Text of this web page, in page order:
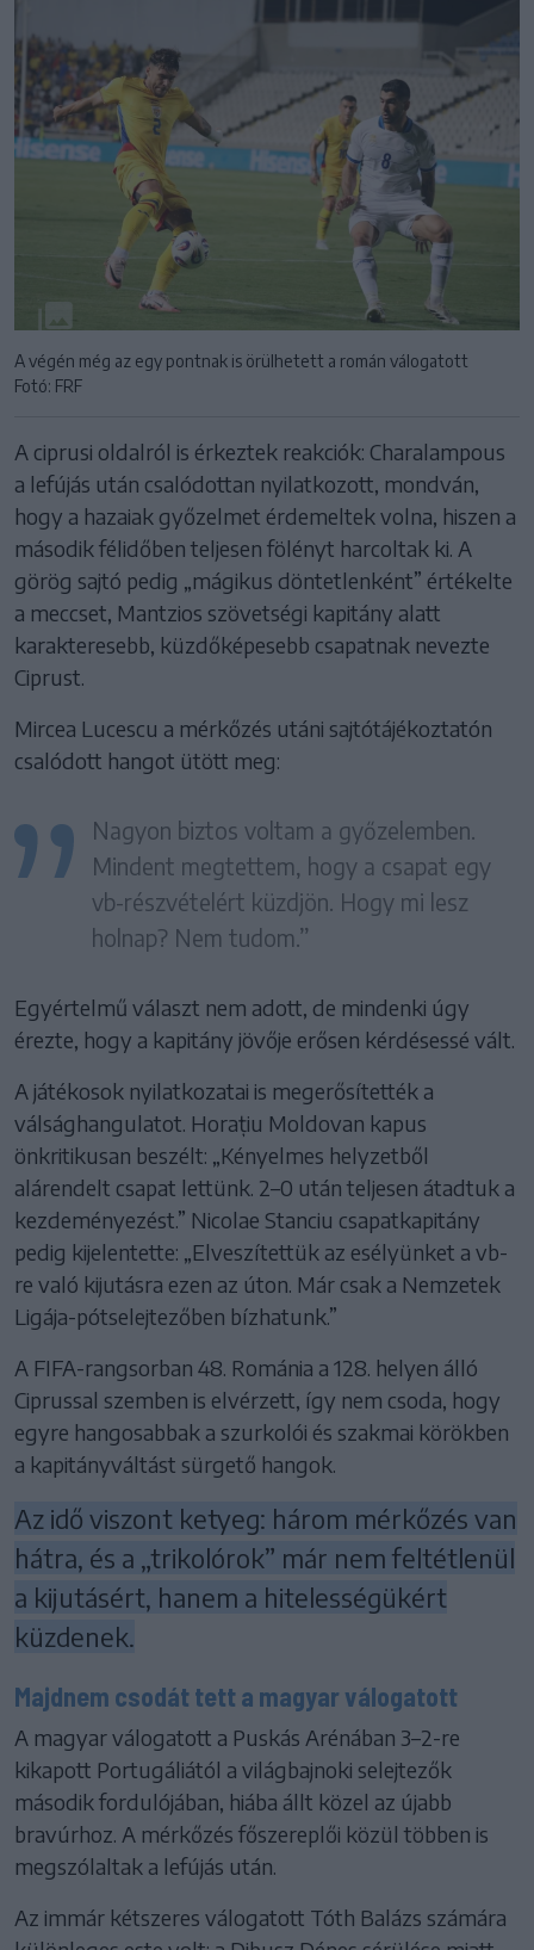
A végén még az egy pontnak is örülhetett a román válogatott
Fotó: FRF
A ciprusi oldalról is érkeztek reakciók: Charalampous
a lefújás után csalódottan nyilatkozott, mondván,
hogy a hazaiak győzelmet érdemeltek volna, hiszen a
második félidőben teljesen fölényt harcoltak ki. A
görög sajtó pedig „mágikus döntetlenként” értékelte
a meccset, Mantzios szövetségi kapitány alatt
karakteresebb, küzdőképesebb csapatnak nevezte
Ciprust.
Mircea Lucescu a mérkőzés utáni sajtótájékoztatón
csalódott hangot ütött meg:
Nagyon biztos voltam a győzelemben.
Mindent megtettem, hogy a csapat egy
vb-részvételért küzdjön. Hogy mi lesz
holnap? Nem tudom.”
Egyértelmű választ nem adott, de mindenki úgy
érezte, hogy a kapitány jövője erősen kérdésessé vált.
A játékosok nyilatkozatai is megerősítették a
válsághangulatot. Horațiu Moldovan kapus
önkritikusan beszélt: „Kényelmes helyzetből
alárendelt csapat lettünk. 2–0 után teljesen átadtuk a
kezdeményezést.” Nicolae Stanciu csapatkapitány
pedig kijelentette: „Elveszítettük az esélyünket a vb-
re való kijutásra ezen az úton. Már csak a Nemzetek
Ligája-pótselejtezőben bízhatunk.”
A FIFA-rangsorban 48. Románia a 128. helyen álló
Ciprussal szemben is elvérzett, így nem csoda, hogy
egyre hangosabbak a szurkolói és szakmai körökben
a kapitányváltást sürgető hangok.
Az idő viszont ketyeg: három mérkőzés van
hátra, és a „trikolórok” már nem feltétlenül
a kijutásért, hanem a hitelességükért
küzdenek.
Majdnem csodát tett a magyar válogatott
A magyar válogatott a Puskás Arénában 3–2-re
kikapott Portugáliától a világbajnoki selejtezők
második fordulójában, hiába állt közel az újabb
bravúrhoz. A mérkőzés főszereplői közül többen is
megszólaltak a lefújás után.
Az immár kétszeres válogatott Tóth Balázs számára